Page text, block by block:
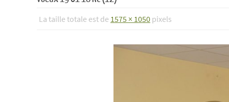
La taille totale est de 1575 × 1050 pixels